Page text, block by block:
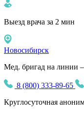
Выезд врача за 2 мин
Новосибирск
Мед. бригад на линии
8 (800) 333-89-65
Круглосуточная